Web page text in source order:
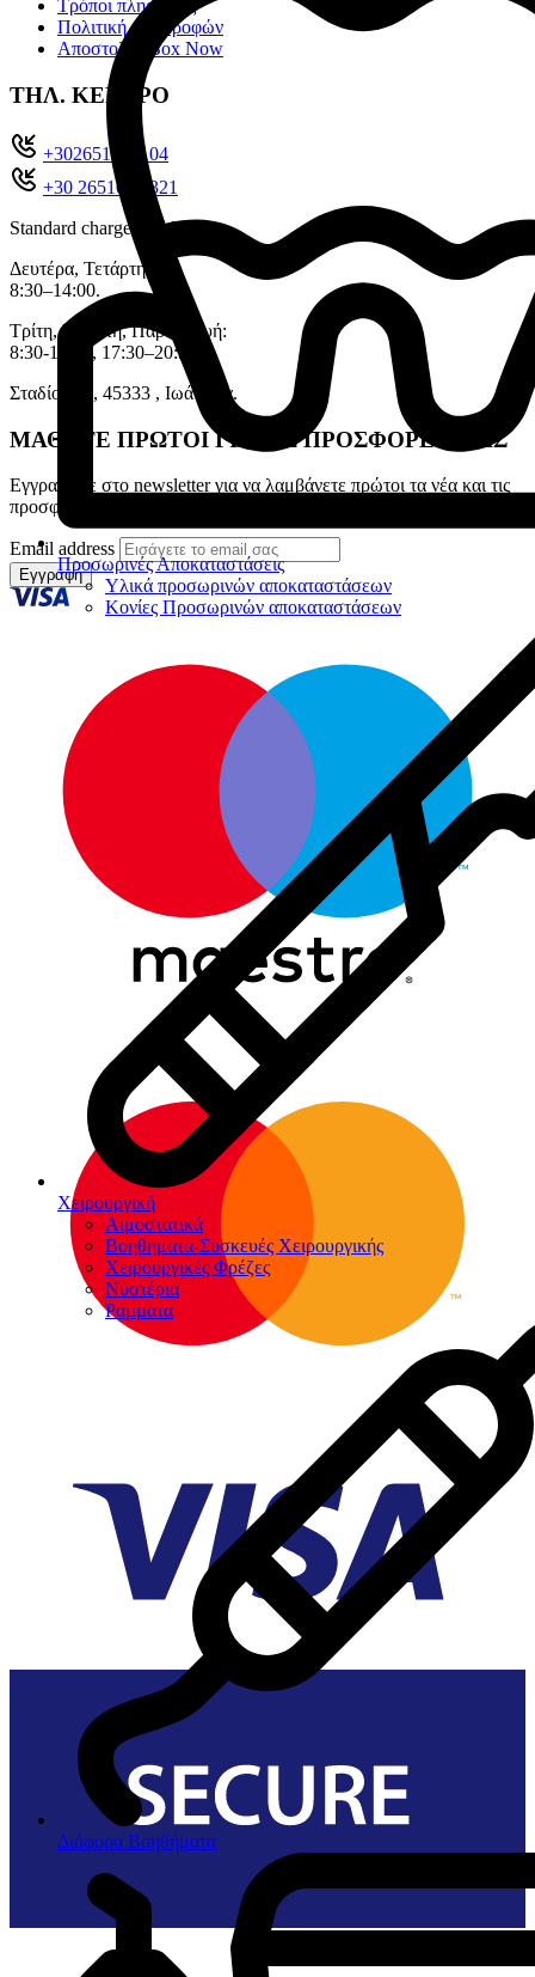
Προσωρινές Αποκαταστάσεις
Υλικά προσωρινών αποκαταστάσεων
Κονίες Προσωρινών αποκαταστάσεων
Χειρουργική
Αιμοστατικά
Βοηθήματα-Συσκευές Χειρουργικής
Χειρουργικές Φρέζες
Νυστέρια
Ράµµατα
Διάφορα Βοηθήματα
Τρόποι πληρωμής
Πολιτική επιστροφών
Αποστολές Box Now
ΤΗΛ. ΚΕΝΤΡΟ
+302651022104
+30 26510 71321
Standard charges apply
Δευτέρα, Τετάρτη:
8:30–14:00.
Τρίτη, Πέμπτη, Παρασκευή:
8:30-14:00, 17:30–20:30.
Σταδίου 11, 45333 , Ιωάννινα.
ΜΑΘΕΤΕ ΠΡΩΤΟΙ ΓΙΑ ΤΙΣ ΠΡΟΣΦΟΡΕΣ ΜΑΣ
Εγγραφείτε στο newsletter για να λαμβάνετε πρώτοι τα νέα και τις
προσφορές μας
Email address
Εγγραφή